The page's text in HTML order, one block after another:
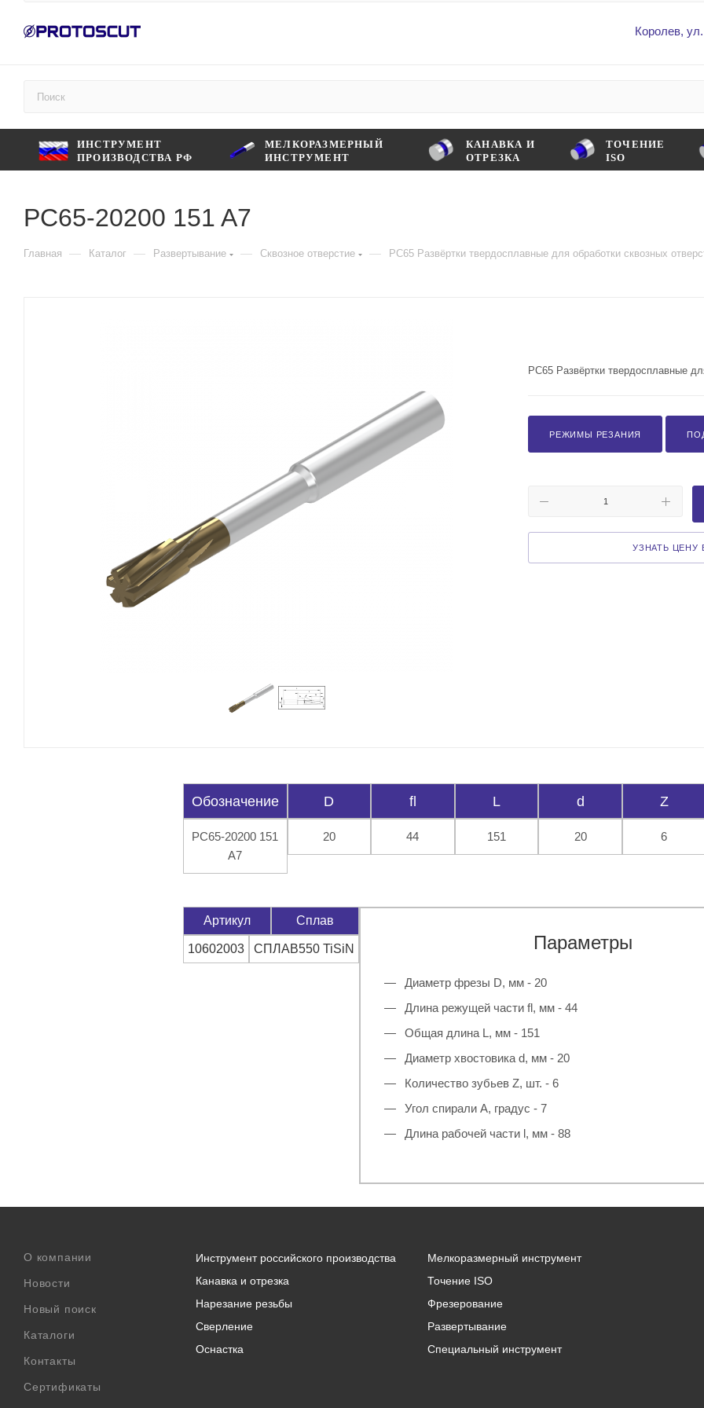
Королев,
ИНСТРУМЕНТ
ПРОИЗВОДСТВА РФ
МЕЛКОРАЗМЕРНЫЙ
ИНСТРУМЕНТ
КАНАВКА И
ОТРЕЗКА
ТОЧЕНИЕ
ISO
PC65-20200 151 A7
Главная — Каталог — Развертывание — Сквозное отверстие — PC65 Развёртки твердосплавные для обработки сквозных
PC65 Развёртки твердосплавные
РЕЖИМЫ РЕЗАНИЯ
УЗНАТЬ ЦЕНУ
Обозначение
PC65-20200 151
A7
D
20
fl
44
L
151
d
20
Z
6
Артикул Сплав
10602003 СПЛАВ550 TiSiN Параметры
Диаметр фрезы D, мм - 20
Длина режущей части fl, мм - 44
Общая длина L, мм - 151
Диаметр хвостовика d, мм - 20
Количество зубьев Z, шт. - 6
Угол спирали A, градус - 7
Длина рабочей части l, мм - 88
О компании
Новости
Новый поиск
Каталоги
Контакты
Сертификаты
Инструмент российского производства
Мелкоразмерный инструмент
Канавка и отрезка
Точение ISO
Нарезание резьбы
Фрезерование
Сверление
Развертывание
Оснастка
Специальный инструмент